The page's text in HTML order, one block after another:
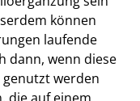
können
laufende
dann, wenn diese
werden